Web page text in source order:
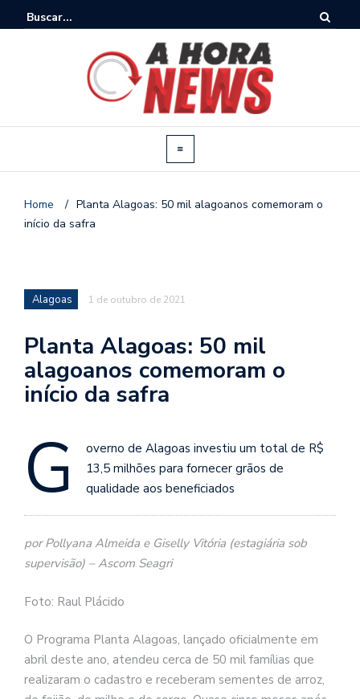
Home / Planta Alagoas: 50 mil alagoanos comemoram o
início da safra
Alagoas 1 de outubro de 2021
Planta Alagoas: 50 mil
alagoanos comemoram o
início da safra
G
overno de Alagoas investiu um total de R$
13,5 milhões para fornecer grãos de
qualidade aos beneficiados
por Pollyana Almeida e Giselly Vitória (estagiária sob
supervisão) – Ascom Seagri
Foto: Raul Plácido
O Programa Planta Alagoas, lançado oficialmente em
abril deste ano, atendeu cerca de 50 mil famílias que
realizaram o cadastro e receberam sementes de arroz,